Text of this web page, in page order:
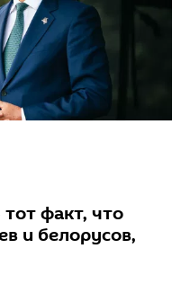
факт, что
и белорусов,